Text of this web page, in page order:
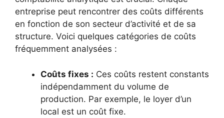
entreprise peut rencontrer des coûts différents
en fonction de son secteur d’activité et de sa
structure. Voici quelques catégories de coûts
fréquemment analysées :
Coûts fixes : Ces coûts restent constants
indépendamment du volume de
production. Par exemple, le loyer d’un
local est un coût fixe.